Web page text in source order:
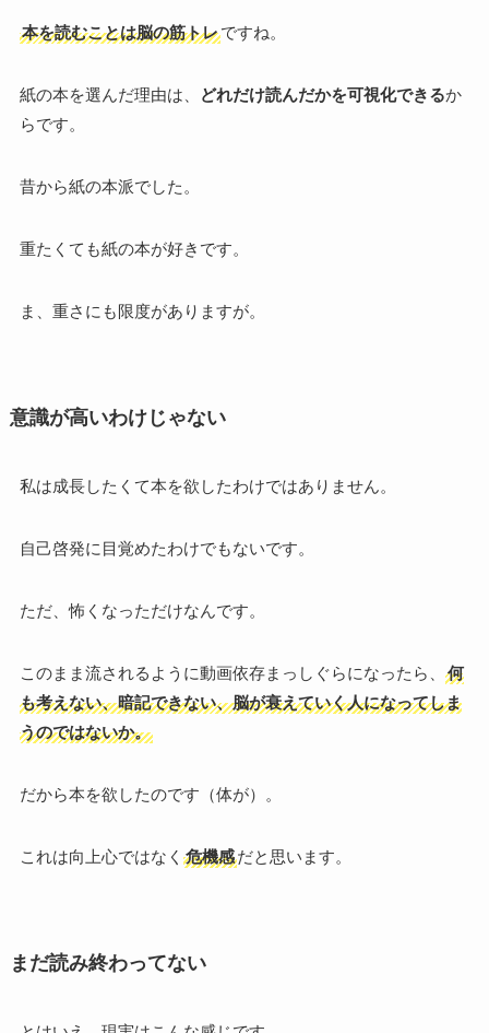
本を読むことは脳の筋トレですね。
紙の本を選んだ理由は、 どれだけ読んだかを可視化できるか
らです。
昔から紙の本派でした。
重たくても紙の本が好きです。
ま、重さにも限度がありますが。
意識が高いわけじゃない
私は成長したくて本を欲したわけではありません。
自己啓発に目覚めたわけでもないです。
ただ、怖くなっただけなんです。
このまま流されるように動画依存まっしぐらになったら、
何
も考えない、暗記できない、脳が衰えていく人になってしま
うのではないか。
だから本を欲したのです（体が）。
これは向上心ではなく 危機感だと思います。
まだ読み終わってない